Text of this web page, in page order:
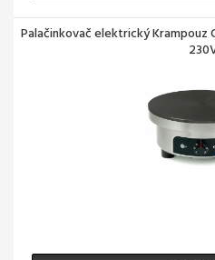
Palačinkovač elektrický Krampouz